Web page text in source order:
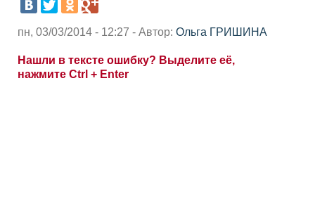
пн, 03/03/2014 - 12:27 - Автор: Ольга ГРИШИНА
Нашли в тексте ошибку? Выделите её,
нажмите Ctrl + Enter